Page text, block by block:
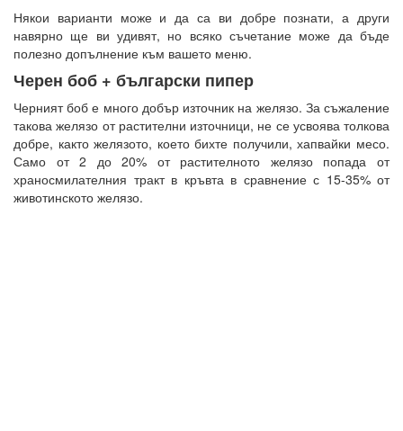
Някои варианти може и да са ви добре познати, а други
навярно ще ви удивят, но всяко съчетание може да бъде
полезно допълнение към вашето меню.
Черен боб + български пипер
Черният боб е много добър източник на желязо. За съжаление
такова желязо от растителни източници, не се усвоява толкова
добре, както желязото, което бихте получили, хапвайки месо.
Само от 2 до 20% от растителното желязо попада от
храносмилателния тракт в кръвта в сравнение с 15-35% от
животинското желязо.